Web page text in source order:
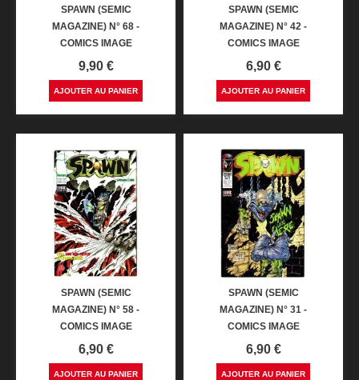
SPAWN (SEMIC
MAGAZINE) N° 68 -
COMICS IMAGE
Prix
9,90 €
AJOUTER AU PANIER
SPAWN (SEMIC
MAGAZINE) N° 42 -
COMICS IMAGE
Prix
6,90 €
AJOUTER AU PANIER
SPAWN (SEMIC
MAGAZINE) N° 58 -
COMICS IMAGE
Prix
6,90 €
AJOUTER AU PANIER
SPAWN (SEMIC
MAGAZINE) N° 31 -
COMICS IMAGE
Prix
6,90 €
AJOUTER AU PANIER